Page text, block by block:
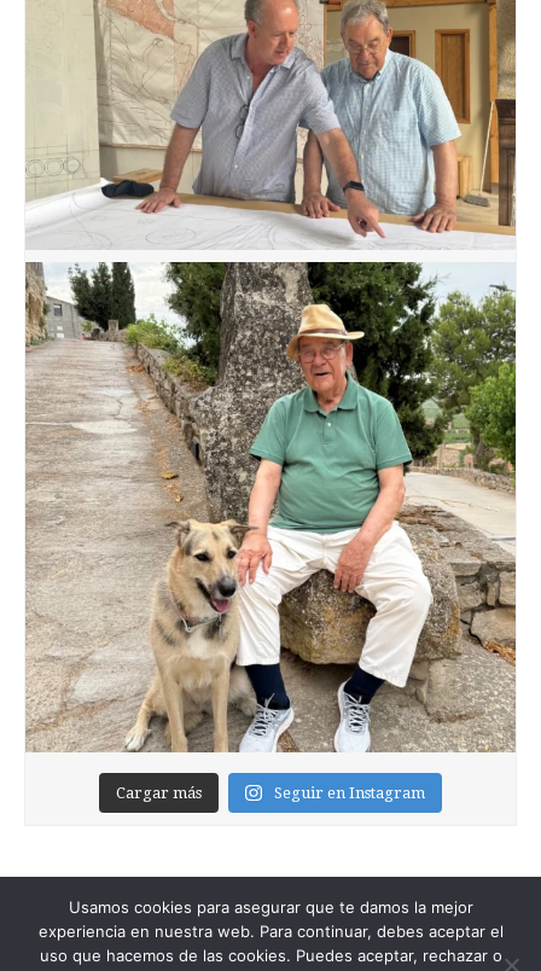
Cargar más Seguir en Instagram
Usamos cookies para asegurar que te damos la mejor
experiencia en nuestra web. Para continuar, debes aceptar el
uso que hacemos de las cookies. Puedes aceptar, rechazar o